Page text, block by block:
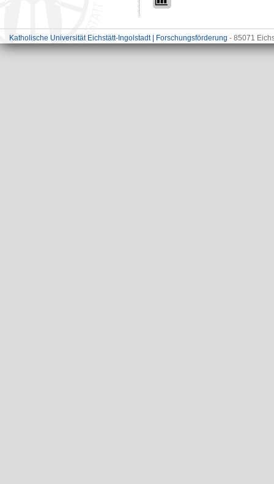
Katholische Universität Eichstätt-Ingolstadt | Forschungsförderung - 85071